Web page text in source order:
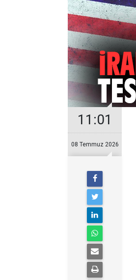
11:01
08 Temmuz 2026